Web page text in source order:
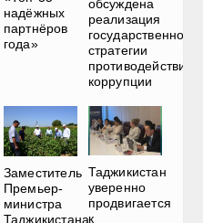
надёжных
партнёров
года»
обсуждена
реализация
государственной
стратегии
противодействия
коррупции
Заместитель
Премьер-
министра
Таджикистана
Таджикистан
уверенно
продвигается
к